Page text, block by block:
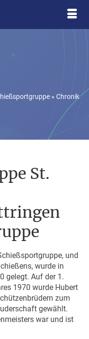
» Chronik
St.
und
wurde in
gelegt. Auf der 1.
1970 wurde Hubert
zum
gewählt.
war und ist